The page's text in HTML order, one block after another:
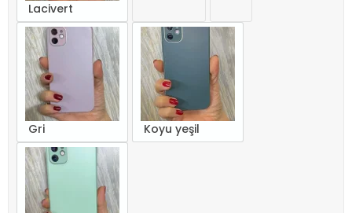
Lacivert
Gri Koyu yeşil